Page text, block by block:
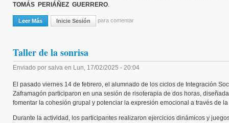
TOMÁS PERIÁÑEZ GUERRERO.
Leer Más Sobre Felicitaciones Al Alumno Tomás Periáñez Guerrero
Inicie Sesión para comentar
Taller de la sonrisa
Enviado por salva en Lun, 17/02/2025 - 20:04
El pasado viernes 14 de febrero, el alumnado de los ciclos de Integración
Zaframagón participaron en una sesión de risoterapia de dos horas,
fomentar la cohesión grupal y potenciar la expresión emocional a través de la
Durante la actividad, los participantes realizaron ejercicios dinámicos y